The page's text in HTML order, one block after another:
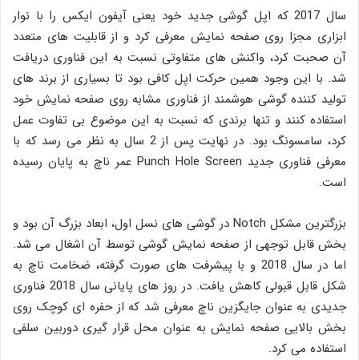
سال 2017 که اپل گوشی جدید خود یعنی آیفون ایکس را با نوار
ابزاری مجزا روی صفحه نمایش معرفی کرد و از قابلیت های متعدد
آن صحبت کرد، واکنش های متفاوتی نسبت به این فناوری دریافت
شد. با این وجود همین حرکت اپل کافی بود تا بسیاری از برند های
تولید کننده گوشی هوشمند از فناوری مشابه روی صفحه نمایش خود
استفاده کنند و تنها برندی که نسبت به این موضوع بی تفاوت عمل
کرد، سامسونگ بود. در نهایت پس از 2 سال به نظر می رسد که با
معرفی فناوری جدید Punch Hole Screen عمر ناچ به پایان رسیده
است.
بزرگترین مشکل Notch در گوشی های نسل اول، ابعاد بزرگ آن بود و
بخش قابل توجهی از صفحه نمایش گوشی توسط آن اشغال می شد.
اما در سال 2018 و با پیشرفت های صورت گرفته، ضخامت ناچ به
شکل قابل قبولی کاهش یافت. در روز های پایانی سال 2018 فناوری
جدیدی به عنوان جایگزین ناچ معرفی شد که از حفره ای کوچک روی
بخش بالایی صفحه نمایش به عنوان محل قرار گیری دوربین سلفی
استفاده می کرد.